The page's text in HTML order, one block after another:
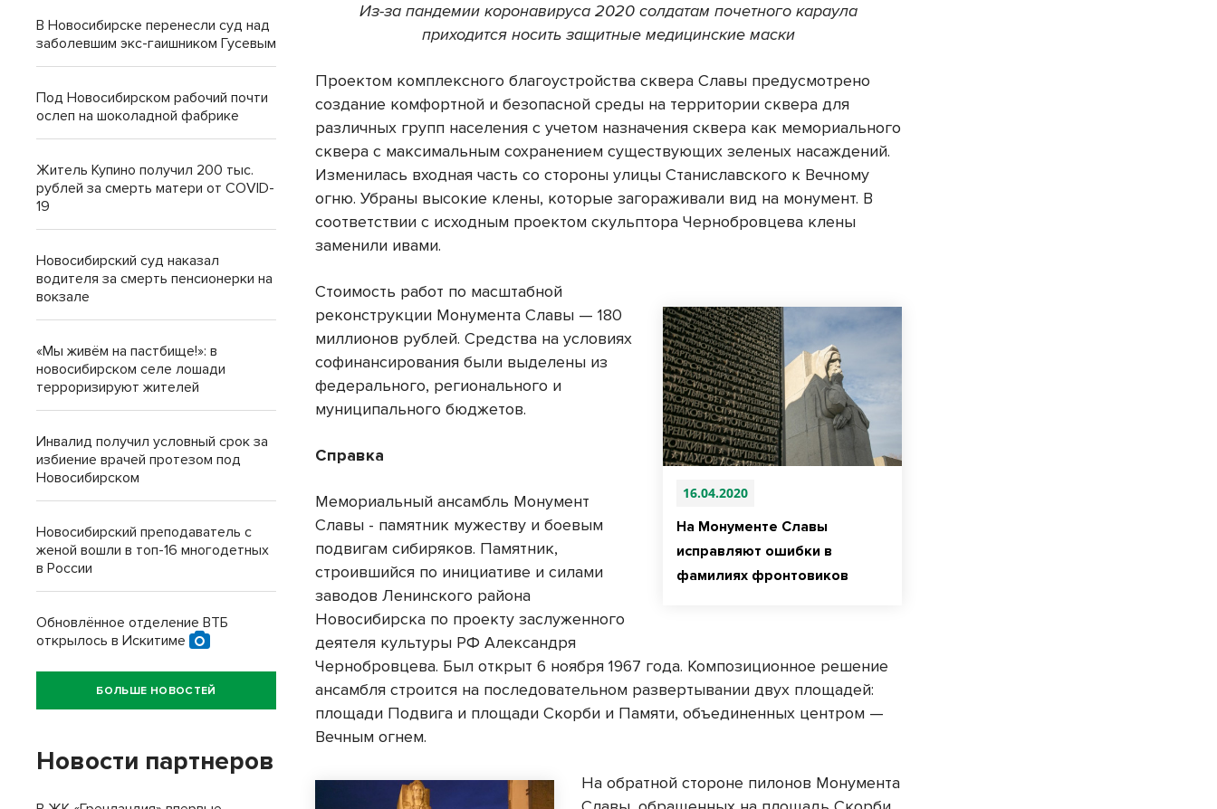
Из-за пандемии коронавируса 2020 солдатам почетного караула
приходится носить защитные медицинские маски
Проектом комплексного благоустройства сквера Славы предусмотрено
создание комфортной и безопасной среды на территории сквера для
различных групп населения с учетом назначения сквера как мемориального
сквера с максимальным сохранением существующих зеленых насаждений.
Изменилась входная часть со стороны улицы Станиславского к Вечному
огню. Убраны высокие клены, которые загораживали вид на монумент. В
соответствии с исходным проектом скульптора Чернобровцева клены
заменили ивами.
16.04.2020
На Монументе Славы
исправляют ошибки в
фамилиях фронтовиков
Стоимость работ по масштабной
реконструкции Монумента Славы — 180
миллионов рублей. Средства на условиях
софинансирования были выделены из
федерального, регионального и
муниципального бюджетов.
Справка
Мемориальный ансамбль Монумент
Славы - памятник мужеству и боевым
подвигам сибиряков. Памятник,
строившийся по инициативе и силами
заводов Ленинского района
Новосибирска по проекту заслуженного
деятеля культуры РФ Александря
Чернобровцева. Был открыт 6 ноября 1967 года. Композиционное решение
ансамбля строится на последовательном развертывании двух площадей:
площади Подвига и площади Скорби и Памяти, объединенных центром —
Вечным огнем.
На обратной стороне пилонов Монумента
В Новосибирске перенесли суд над
заболевшим экс-гаишником Гусевым
Под Новосибирском рабочий почти
ослеп на шоколадной фабрике
Житель Купино получил 200 тыс.
рублей за смерть матери от COVID-
19
Новосибирский суд наказал
водителя за смерть пенсионерки на
вокзале
«Мы живём на пастбище!»: в
новосибирском селе лошади
терроризируют жителей
Инвалид получил условный срок за
избиение врачей протезом под
Новосибирском
Новосибирский преподаватель с
женой вошли в топ-16 многодетных
в России
Обновлённое отделение ВТБ
открылось в Искитиме
БОЛЬШЕ НОВОСТЕЙ
Новости партнеров